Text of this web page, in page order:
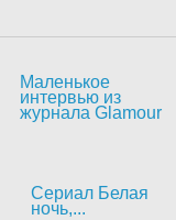
Маленькое
интервью из
журнала Glamour
Сериал Белая
ночь,...